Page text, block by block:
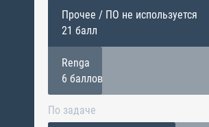
Прочее / ПО не используется
21 балл
Renga
6 баллов
По задаче